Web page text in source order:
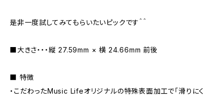
是非一度試してみてもらいたいピックです＾＾
■大きさ・・・縦 27.59mm × 横 24.66mm 前後
■ 特徴
・こだわったMusic Lifeオリジナルの特殊表面加工で「滑りにく